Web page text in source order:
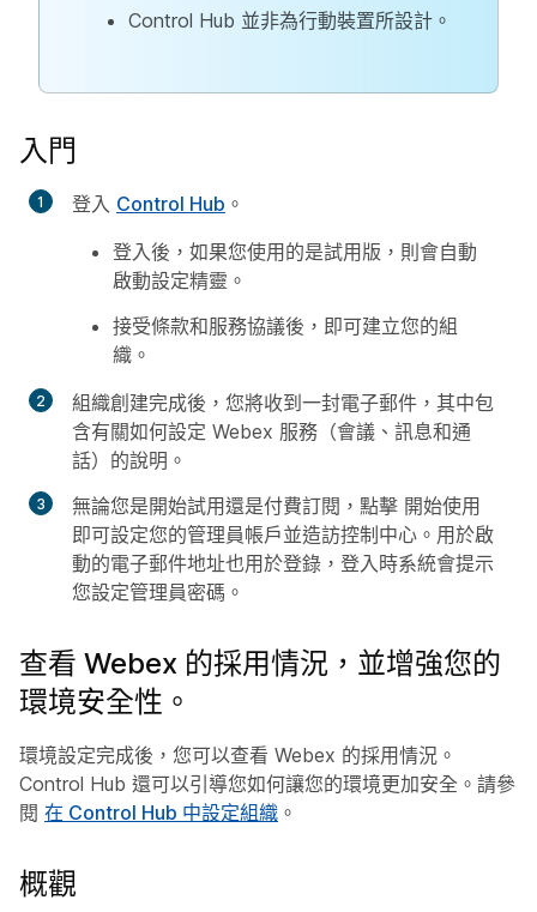
Control Hub 並非為行動裝置所設計。
入門
登入 Control Hub 。
登入後，如果您使用的是試用版，則會自動
啟動設定精靈。
接受條款和服務協議後，即可建立您的組
織。
組織創建完成後，您將收到一封電子郵件，其中包
含有關如何設定 Webex 服務（會議、訊息和通
話）的說明。
無論您是開始試用還是付費訂閱，點擊 開始使用
即可設定您的管理員帳戶並造訪控制中心。用於啟
動的電子郵件地址也用於登錄，登入時系統會提示
您設定管理員密碼。
查看 Webex 的採用情況，並增強您的
環境安全性。
環境設定完成後，您可以查看 Webex 的採用情況。
Control Hub 還可以引導您如何讓您的環境更加安全。請參
閱 在 Control Hub 中設定組織 。
概觀